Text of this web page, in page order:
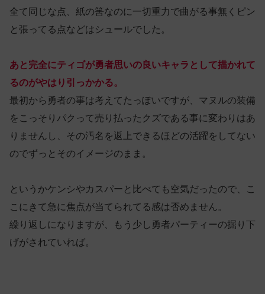
全て同じな点、紙の筈なのに一切重力で曲がる事無くピン
と張ってる点などはシュールでした。
あと完全にティゴが勇者思いの良いキャラとして描かれて
るのがやはり引っかかる。
最初から勇者の事は考えてたっぽいですが、マヌルの装備
をこっそりパクって売り払ったクズである事に変わりはあ
りませんし、その汚名を返上できるほどの活躍をしてない
のでずっとそのイメージのまま。
というかケンシやカスパーと比べても空気だったので、こ
こにきて急に焦点が当てられてる感は否めません。
繰り返しになりますが、もう少し勇者パーティーの掘り下
げがされていれば。